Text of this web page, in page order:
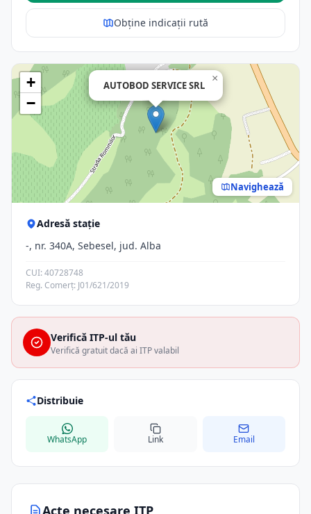
Acte necesare ITP
Obține indicații rută
AUTOBOD SERVICE SRL
×
+
−
Navighează
Adresă stație
-, nr. 340A, Sebesel, jud. Alba
CUI: 40728748
Reg. Comerț: J01/621/2019
Verifică ITP-ul tău
Verifică gratuit dacă ai ITP valabil
Distribuie
WhatsApp Link Email